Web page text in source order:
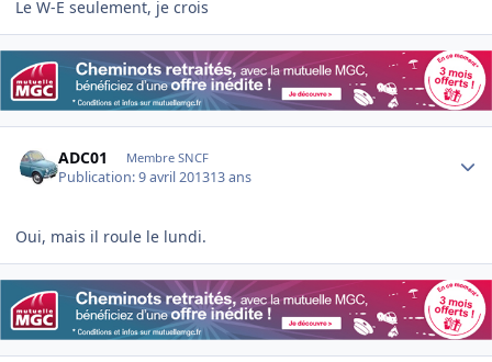
Le W-E seulement, je crois
ADC01 Membre SNCF
Publication:9 avril 201313 ans
Oui, mais il roule le lundi.